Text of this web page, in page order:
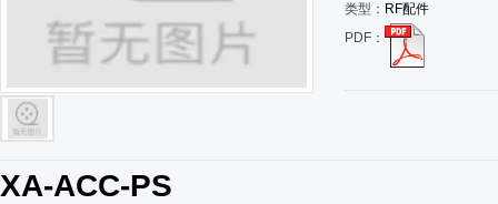
类型： RF配件
PDF：
XA-ACC-PS